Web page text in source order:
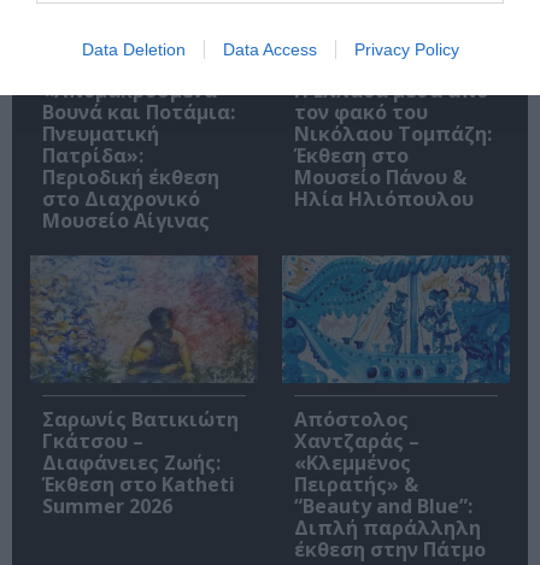
Data Deletion Data Access Privacy Policy
«Απομακρυσμένα
Βουνά και Ποτάμια:
Πνευματική
Πατρίδα»:
Περιοδική έκθεση
στο Διαχρονικό
Μουσείο Αίγινας
Η Ελλάδα μέσα από
τον φακό του
Νικόλαου Τομπάζη:
Έκθεση στο
Μουσείο Πάνου &
Ηλία Ηλιόπουλου
Σαρωνίς Βατικιώτη
Γκάτσου –
Διαφάνειες Ζωής:
Έκθεση στο Katheti
Summer 2026
Απόστολος
Χαντζαράς –
«Κλεμμένος
Πειρατής» &
“Beauty and Blue”:
Διπλή παράλληλη
έκθεση στην Πάτμο